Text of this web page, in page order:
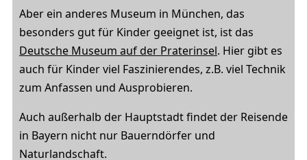
Aber ein anderes Museum in München, das
besonders gut für Kinder geeignet ist, ist das
Deutsche Museum auf der Praterinsel. Hier gibt es
auch für Kinder viel Faszinierendes, z.B. viel Technik
zum Anfassen und Ausprobieren.
Auch außerhalb der Hauptstadt findet der Reisende
in Bayern nicht nur Bauerndörfer und
Naturlandschaft.